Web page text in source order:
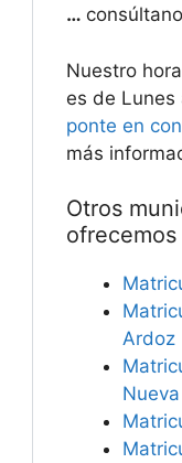
…
Nuestro
es de Lunes
ponte en
más
Otros
Ardoz
Nueva